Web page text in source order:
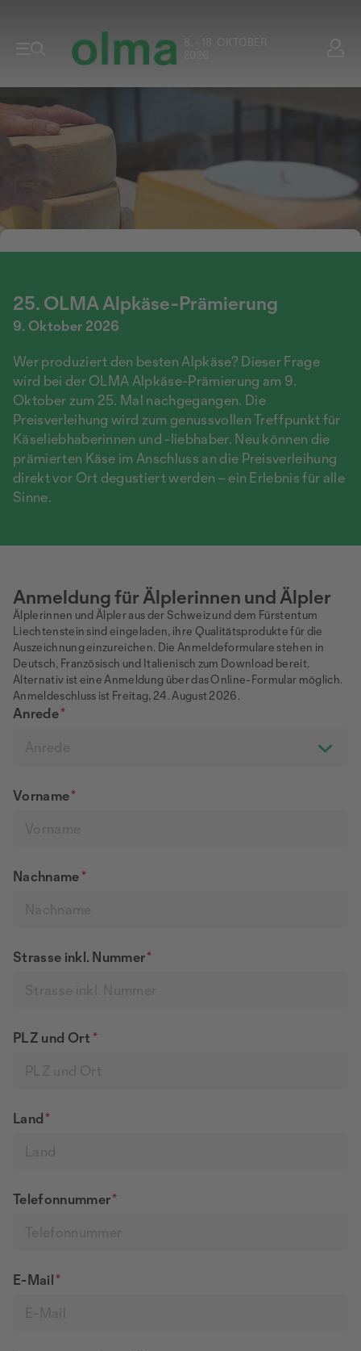
8. - 18. OKTOBER
25. OLMA Alpkäse-Prämierung
9. Oktober 2026
Wer produziert den besten Alpkäse? Dieser Frage
wird bei der OLMA Alpkäse-Prämierung am 9.
Oktober zum 25. Mal nachgegangen. Die
Preisverleihung wird zum genussvollen Treffpunkt für
Käseliebhaberinnen und -liebhaber. Neu können die
prämierten Käse im Anschluss an die Preisverleihung
direkt vor Ort degustiert werden – ein Erlebnis für alle
Sinne.
Anmeldung für Älplerinnen und Älpler
Älplerinnen und Älpler aus der Schweiz und dem Fürstentum
Liechtenstein sind eingeladen, ihre Qualitätsprodukte für die
Auszeichnung einzureichen. Die Anmeldeformulare stehen in
Deutsch, Französisch und Italienisch zum Download bereit.
Alternativ ist eine Anmeldung über das Online-Formular möglich.
Anmeldeschluss ist Freitag, 24. August 2026.
Anrede*
Vorname*
Nachname*
Strasse inkl. Nummer*
PLZ und Ort *
Land*
Telefonnummer*
E-Mail*